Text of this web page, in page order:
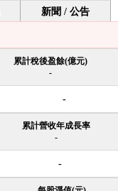
新聞 / 公告
累計稅後盈餘(億元)
-
-
累計營收年成長率
-
-